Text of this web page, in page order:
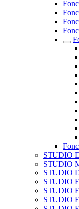
STUDIO
STUDIO
STUDIO
STUDIO
STUDIO
STUDIO